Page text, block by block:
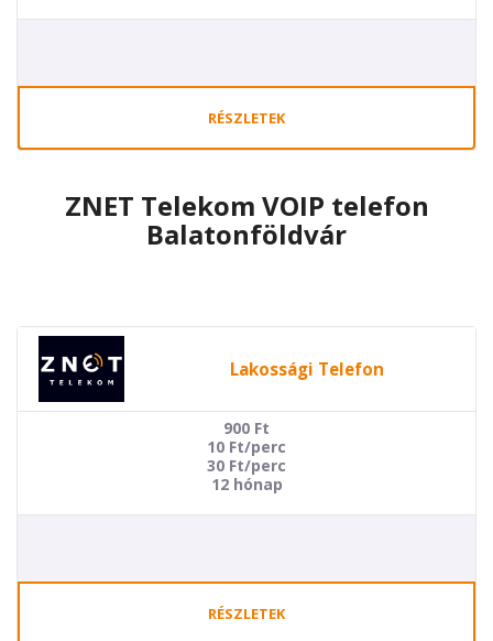
RÉSZLETEK
ZNET Telekom VOIP telefon
Balatonföldvár
Lakossági Telefon
900 Ft
10 Ft/perc
30 Ft/perc
12 hónap
RÉSZLETEK